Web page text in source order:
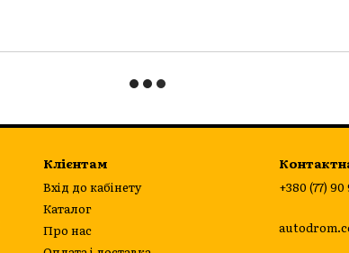
Клієнтам
Вхід до кабінету
Каталог
Про нас
+380 (77)